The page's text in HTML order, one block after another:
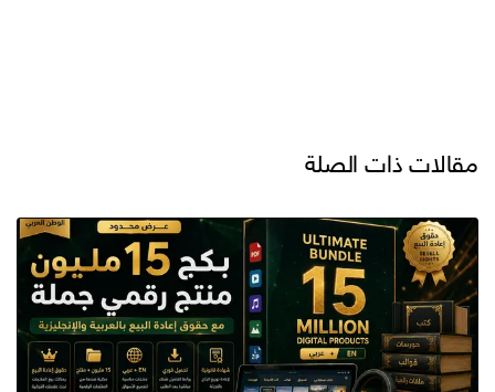
مقالات ذات الصلة